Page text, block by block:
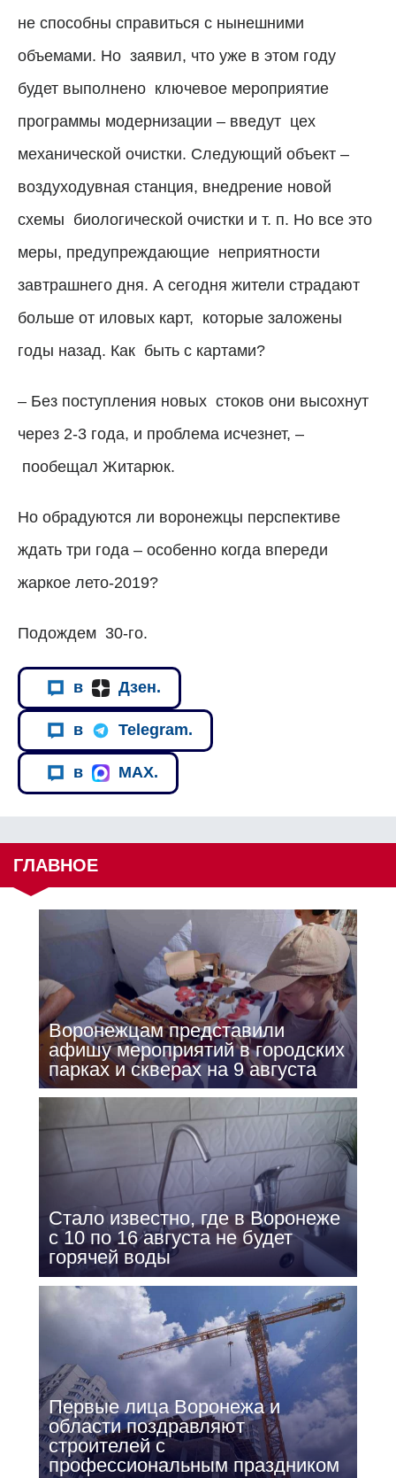
не способны справиться с нынешними
объемами. Но заявил, что уже в этом году
будет выполнено ключевое мероприятие
программы модернизации – введут цех
механической очистки. Следующий объект –
воздуходувная станция, внедрение новой
схемы биологической очистки и т. п. Но все это
меры, предупреждающие неприятности
завтрашнего дня. А сегодня жители страдают
больше от иловых карт, которые заложены
годы назад. Как быть с картами?
– Без поступления новых стоков они высохнут
через 2-3 года, и проблема исчезнет, –
пообещал Житарюк.
Но обрадуются ли воронежцы перспективе
ждать три года – особенно когда впереди
жаркое лето-2019?
Подождем 30-го.
в Дзен.
в Telegram.
в MAX.
ГЛАВНОЕ
Воронежцам представили
афишу мероприятий в городских
парках и скверах на 9 августа
Стало известно, где в Воронеже
с 10 по 16 августа не будет
горячей воды
Первые лица Воронежа и
области поздравляют
строителей с
профессиональным праздником